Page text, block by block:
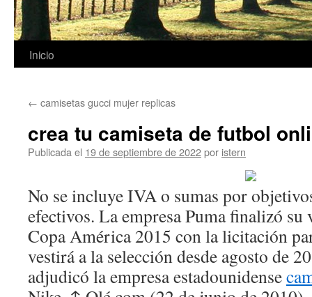
Saltar
contenido
Inicio
← camisetas gucci mujer replicas
crea tu camiseta de futbol
Publicada el 19 de septiembre de 2022por istern
No se incluye IVA o sumas por
efectivos. La empresa Puma finalizó su
Copa América 2015 con la licitación
vestirá a la selección desde agosto de
adjudicó la empresa estadounidense